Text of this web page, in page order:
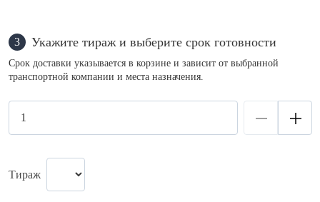
3 Укажите тираж и выберите срок готовности
Срок доставки указывается в корзине и зависит от выбранной
транспортной компании и места назначения.
Тираж